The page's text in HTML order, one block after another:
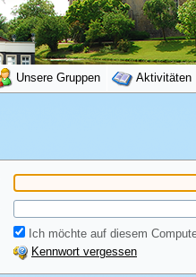
Unsere Gruppen Aktivitäten
Ich möchte auf diesem
Kennwort vergessen